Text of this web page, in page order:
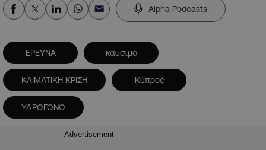
Alpha Podcasts
ΕΡΕΥΝΑ καυσιμο
ΚΛΙΜΑΤΙΚΗ ΚΡΙΣΗ Κύπρος
ΥΔΡΟΓΟΝΟ
Advertisement